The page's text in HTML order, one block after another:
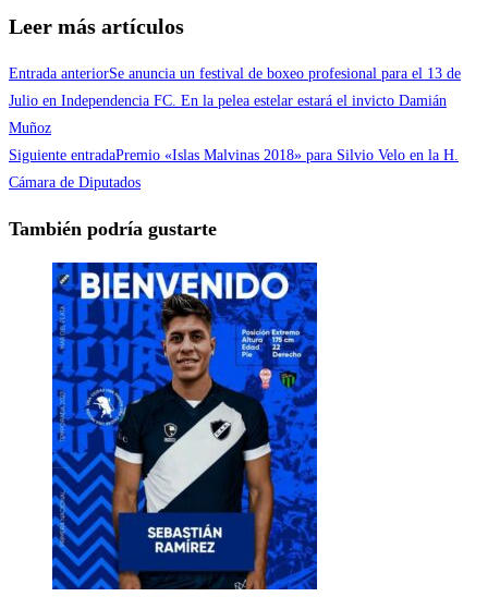
Leer más artículos
Entrada anteriorSe anuncia un festival de boxeo profesional para el 13 de
Julio en Independencia FC. En la pelea estelar estará el invicto Damián
Muñoz
Siguiente entradaPremio «Islas Malvinas 2018» para Silvio Velo en la H.
Cámara de Diputados
También podría gustarte